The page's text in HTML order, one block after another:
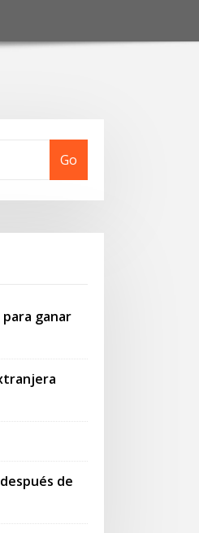
Go
ganar
de